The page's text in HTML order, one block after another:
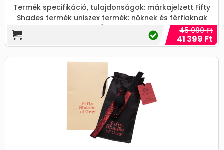
Termék specifikáció, tulajdonságok: márkajelzett Fifty
Shades termék uniszex termék: nőknek és férfiaknak
45 990 Ft
41 399 Ft